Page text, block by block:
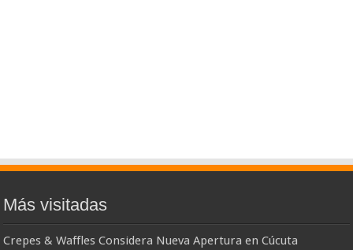
Más visitadas
Crepes & Waffles Considera Nueva Apertura en Cúcuta